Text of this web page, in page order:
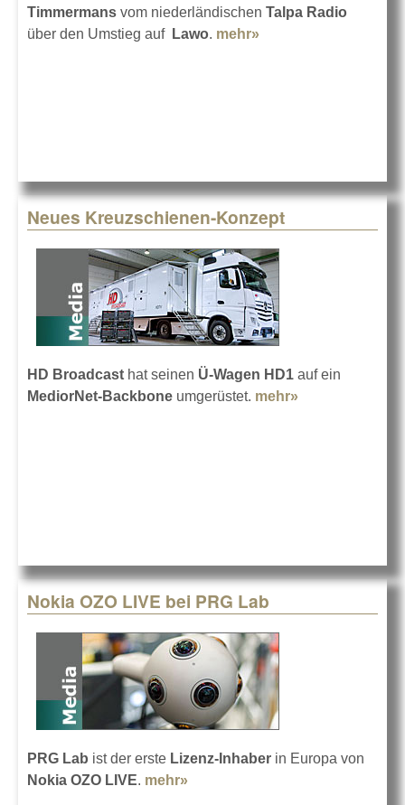
Timmermans vom niederländischen Talpa Radio
über den Umstieg auf Lawo. mehr»
Neues Kreuzschienen-Konzept
HD Broadcast hat seinen Ü-Wagen HD1 auf ein
MediorNet-Backbone umgerüstet. mehr»
Nokia OZO LIVE bei PRG Lab
PRG Lab ist der erste Lizenz-Inhaber in Europa von
Nokia OZO LIVE. mehr»